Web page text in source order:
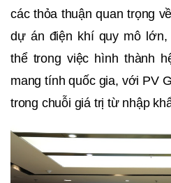
các thỏa thuận quan trọng
dự án điện khí quy mô
thể trong việc hình thành
mang tính quốc gia, với PV
trong chuỗi giá trị từ nhập